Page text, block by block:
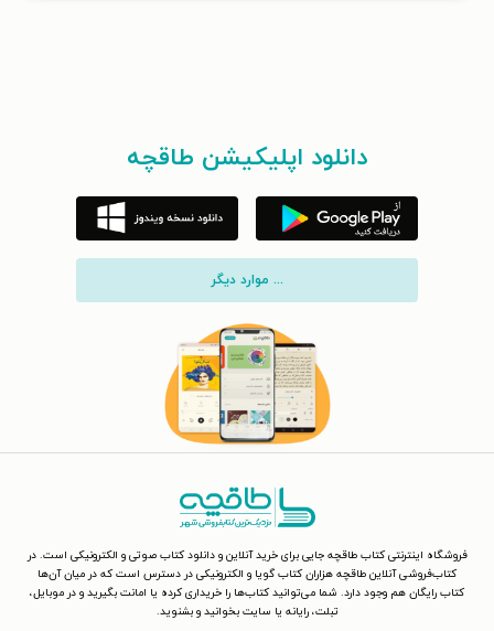
دانلود اپلیکیشن طاقچه
... موارد دیگر
فروشگاه اینترنتی کتاب طاقچه جایی برای خرید آنلاین و دانلود کتاب صوتی و الکترونیکی است. در
کتاب‌فروشی آنلاین طاقچه هزاران کتاب گویا و الکترونیکی در دسترس است که در میان آن‌ها
کتاب رایگان هم وجود دارد. شما می‌توانید کتاب‌ها را خریداری کرده یا امانت بگیرید و در موبایل،
تبلت، رایانه یا سایت بخوانید و بشنوید.